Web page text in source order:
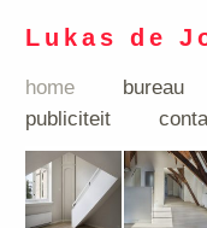
Lukas de
home bureau
publiciteit